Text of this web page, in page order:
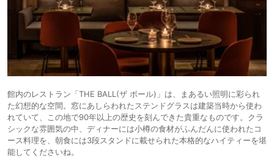
館内のレストラン「THE BALL(ザ ボール)」は、まあるい照明に彩られ
た幻想的な空間。窓にあしらわれたステンドグラスは建築当時から使わ
れていて、この地で90年以上の歴史を刻んできた貴重なものです。クラ
シックな雰囲気の中、ディナーには小樽の食材がふんだんに使われたコ
ース料理を、朝食には3段スタンドに載せられた本格的なハイティーを堪
能してくださいね。